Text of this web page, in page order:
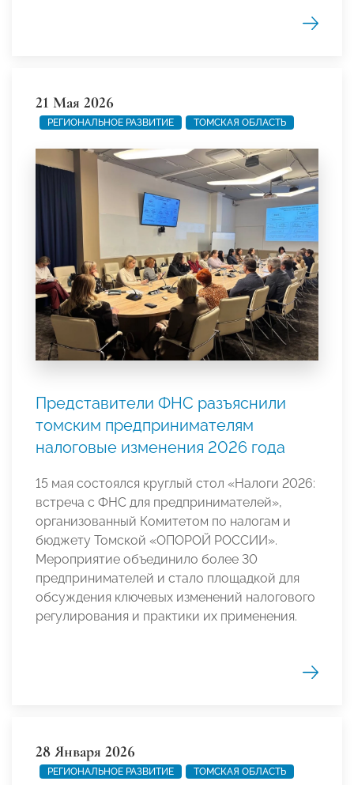
21 Мая 2026
РЕГИОНАЛЬНОЕ РАЗВИТИЕ ТОМСКАЯ ОБЛАСТЬ
Представители ФНС разъяснили
томским предпринимателям
налоговые изменения 2026 года
15 мая состоялся круглый стол «Налоги 2026:
встреча с ФНС для предпринимателей»,
организованный Комитетом по налогам и
бюджету Томской «ОПОРОЙ РОССИИ».
Мероприятие объединило более 30
предпринимателей и стало площадкой для
обсуждения ключевых изменений налогового
регулирования и практики их применения.
28 Января 2026
РЕГИОНАЛЬНОЕ РАЗВИТИЕ ТОМСКАЯ ОБЛАСТЬ